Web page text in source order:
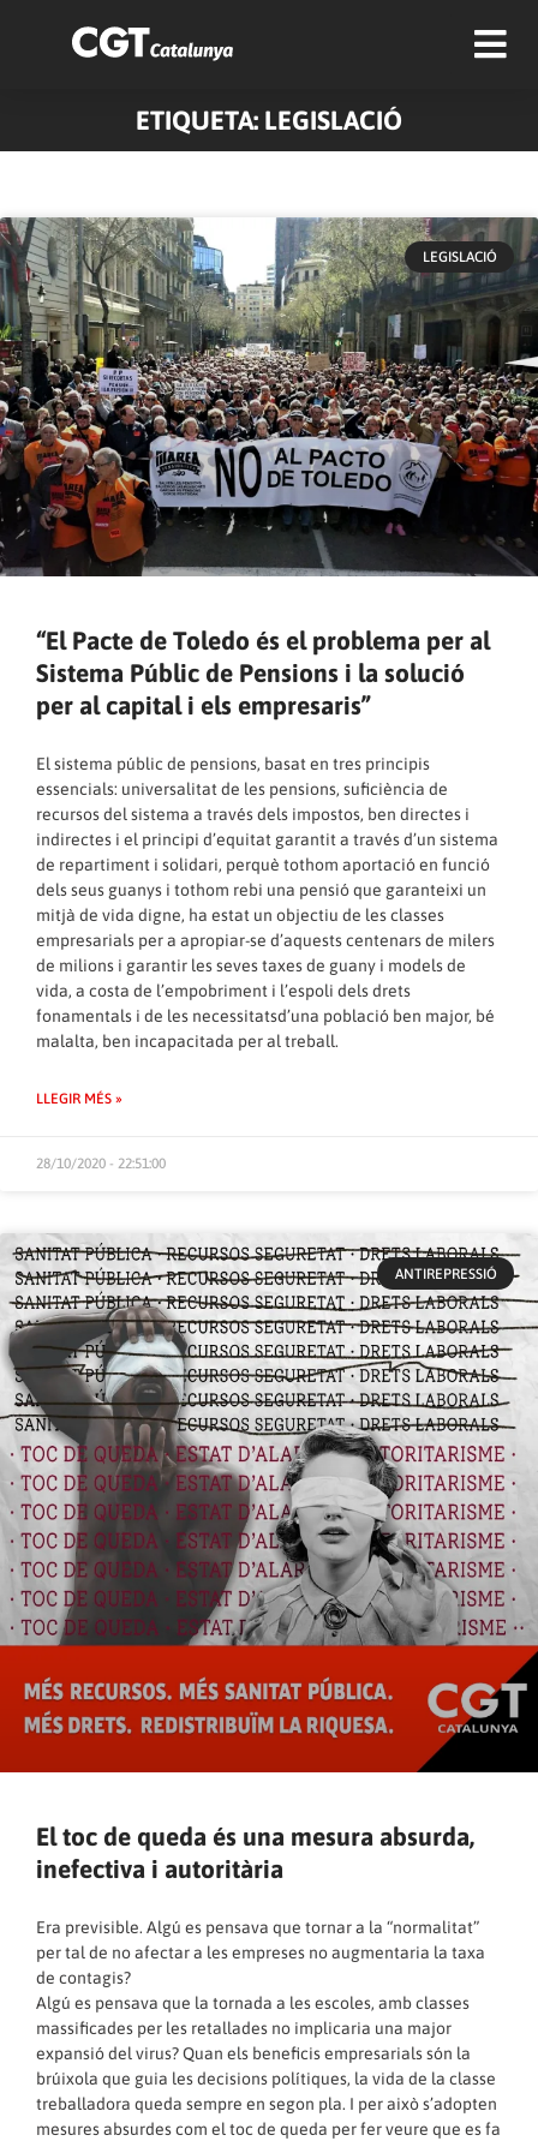
ETIQUETA: LEGISLACIÓ
LEGISLACIÓ
“El Pacte de Toledo és el problema per al
Sistema Públic de Pensions i la solució
per al capital i els empresaris”
El sistema públic de pensions, basat en tres principis
essencials: universalitat de les pensions, suficiència de
recursos del sistema a través dels impostos, ben directes i
indirectes i el principi d’equitat garantit a través d’un sistema
de repartiment i solidari, perquè tothom aportació en funció
dels seus guanys i tothom rebi una pensió que garanteixi un
mitjà de vida digne, ha estat un objectiu de les classes
empresarials per a apropiar-se d’aquests centenars de milers
de milions i garantir les seves taxes de guany i models de
vida, a costa de l’empobriment i l’espoli dels drets
fonamentals i de les necessitatsd’una població ben major, bé
malalta, ben incapacitada per al treball.
LLEGIR MÉS »
28/10/2020 - 22:51:00
ANTIREPRESSIÓ
El toc de queda és una mesura absurda,
inefectiva i autoritària
Era previsible. Algú es pensava que tornar a la “normalitat”
per tal de no afectar a les empreses no augmentaria la taxa
de contagis?
Algú es pensava que la tornada a les escoles, amb classes
massificades per les retallades no implicaria una major
expansió del virus? Quan els beneficis empresarials són la
brúixola que guia les decisions polítiques, la vida de la classe
treballadora queda sempre en segon pla. I per això s’adopten
mesures absurdes com el toc de queda per fer veure que es fa